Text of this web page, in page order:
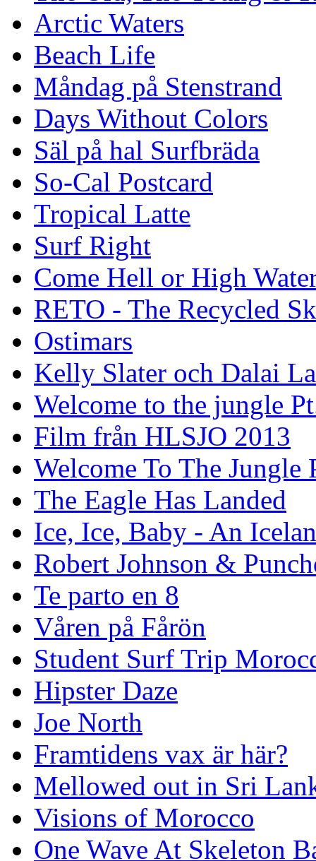
Arctic Waters
Beach Life
Måndag på Stenstrand
Days Without Colors
Säl på hal Surfbräda
So-Cal Postcard
Tropical Latte
Surf Right
Come Hell or High
RETO - The Recycled
Ostimars
Kelly Slater och Dalai
Welcome to the jungle
Film från HLSJO 2013
Welcome To The Jungle
The Eagle Has Landed
Ice, Ice, Baby - An
Robert Johnson &
Te parto en 8
Våren på Fårön
Student Surf Trip
Hipster Daze
Joe North
Framtidens vax är här?
Mellowed out in Sri
Visions of Morocco
One Wave At Skeleton